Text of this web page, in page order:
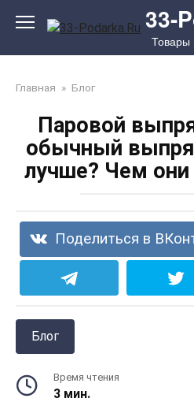
33-
Товары
Главная » Блог
Паровой
обычный
лучше? Чем они
Поделиться в
Блог
Время чтения
3 мин.